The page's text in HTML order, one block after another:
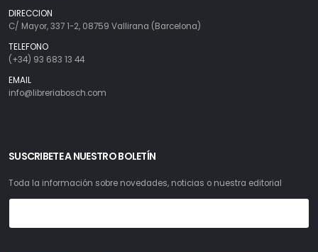
DIRECCION
C/ Mayor, 337 1-2, 08759 Vallirana (Barcelona)
TELEFONO
(+34) 93 683 13 44
EMAIL
info@libreriabosch.com
SUSCRIBETE A NUESTRO BOLETÍN
Toda la información sobre novedades, noticias o nuestra editorial